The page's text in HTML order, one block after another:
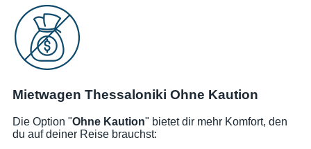
Mietwagen Thessaloniki Ohne Kaution
Die Option "Ohne Kaution" bietet dir mehr Komfort, den
du auf deiner Reise brauchst: